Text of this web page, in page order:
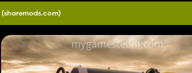
(sharemods.com)